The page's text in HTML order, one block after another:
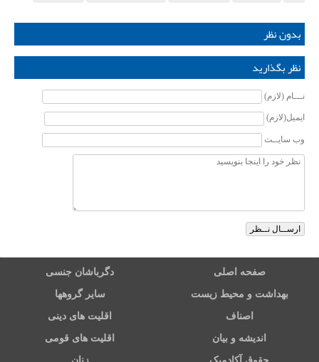
بدون نظر
نظر بگذارید
نـــام (لازم)
ایمیل(لازم)
وب سایــت
صفحه اصلی دگرباشان جنسی
بهداشت و محیط زیست سایر گروهها
اصناف اقلیت های دینی
اندیشه و بیان اقلیت های قومی